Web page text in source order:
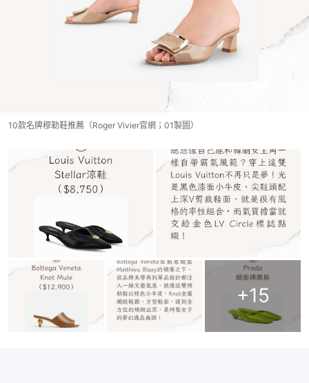
10款名牌穆勒鞋推薦（Roger Vivier官網；01製圖）
+15